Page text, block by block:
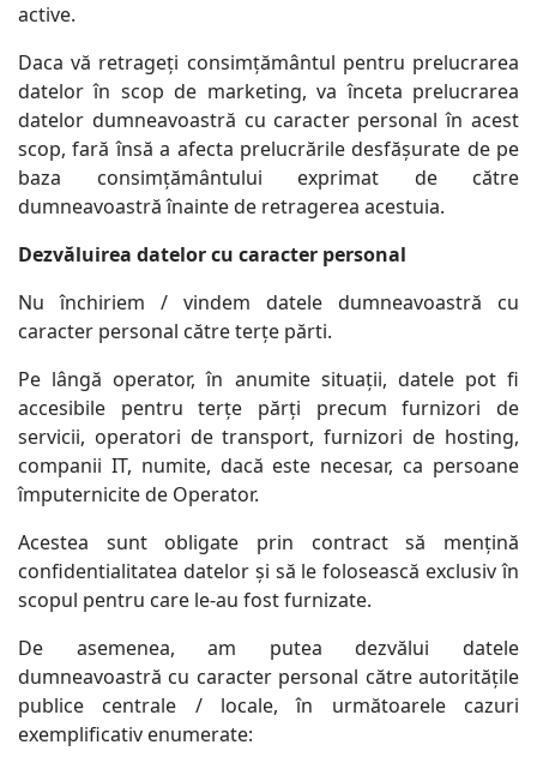
active.
Daca vă retrageți consimțământul pentru prelucrarea
datelor în scop de marketing, va înceta prelucrarea
datelor dumneavoastră cu caracter personal în acest
scop, fară însă a afecta prelucrările desfășurate de pe
baza consimțământului exprimat de către
dumneavoastră înainte de retragerea acestuia.
Dezvăluirea datelor cu caracter personal
Nu închiriem / vindem datele dumneavoastră cu
caracter personal către terțe părti.
Pe lângă operator, în anumite situații, datele pot fi
accesibile pentru terțe părți precum furnizori de
servicii, operatori de transport, furnizori de hosting,
companii IT, numite, dacă este necesar, ca persoane
împuternicite de Operator.
Acestea sunt obligate prin contract să mențină
confidentialitatea datelor și să le folosească exclusiv în
scopul pentru care le-au fost furnizate.
De asemenea, am putea dezvălui datele
dumneavoastră cu caracter personal către autoritățile
publice centrale / locale, în următoarele cazuri
exemplificativ enumerate: